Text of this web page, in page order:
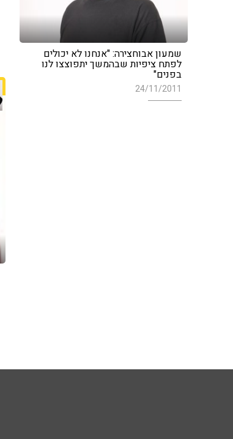
שמעון אבוחצירה: "אנחנו לא יכולים
לפתח ציפיות שבהמשך יתפוצצו לנו
בפנים"
24/11/2011